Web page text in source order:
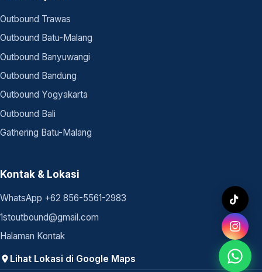
Outbound Trawas
Outbound Batu-Malang
Outbound Banyuwangi
Outbound Bandung
Outbound Yogyakarta
Outbound Bali
Gathering Batu-Malang
Kontak & Lokasi
WhatsApp +62 856-5561-2983
1stoutbound@gmail.com
Halaman Kontak
Lihat Lokasi di Google Maps